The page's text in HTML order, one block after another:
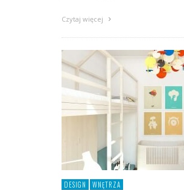
Czytaj więcej
DESIGN WNĘTRZA